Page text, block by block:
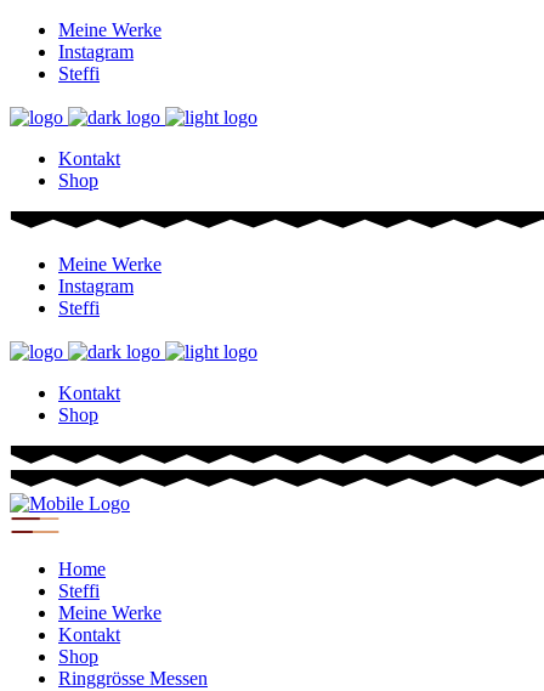
Meine Werke
Instagram
Steffi
Kontakt
Shop
Meine Werke
Instagram
Steffi
Kontakt
Shop
Home
Steffi
Meine Werke
Kontakt
Shop
Ringgrösse Messen